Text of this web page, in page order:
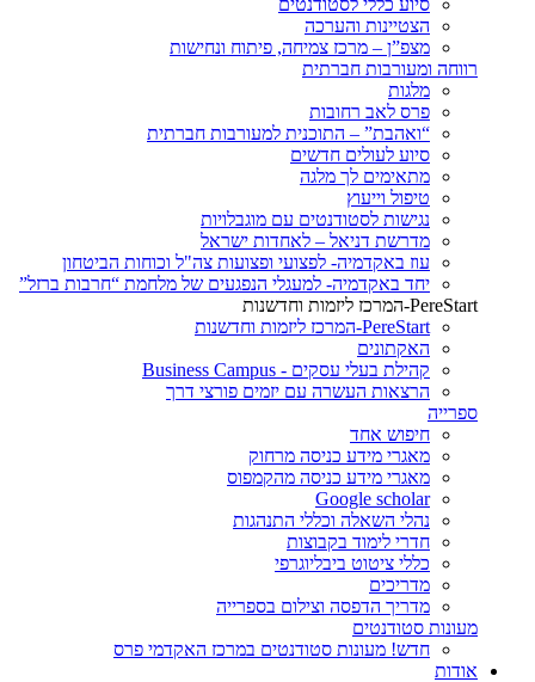
הצטיינות והערכה
מצפ”ן – מרכז צמיחה, פיתוח ונחישות
רווחה ומעורבות חברתית
מלגות
פרס לאב רחובות
“ואהבת” – התוכנית למעורבות חברתית
סיוע לעולים חדשים
מתאימים לך מלגה
טיפול וייעוץ
נגישות לסטודנטים עם מוגבלויות
מדרשת דניאל – לאחדות ישראל
עוז באקדמיה- לפצועי ופצועות צה"ל וכוחות הביטחון
יחד באקדמיה- למעגלי הנפגעים של מלחמת “חרבות ברזל”
PereStart-המרכז ליזמות וחדשנות
PereStart-המרכז ליזמות וחדשנות
האקתונים
קהילת בעלי עסקים - Business Campus
הרצאות העשרה עם יזמים פורצי דרך
ספרייה
חיפוש אחד
מאגרי מידע כניסה מרחוק
מאגרי מידע כניסה מהקמפוס
Google scholar
נהלי השאלה וכללי התנהגות
חדרי לימוד בקבוצות
כללי ציטוט ביבליוגרפי
מדריכים
מדריך הדפסה וצילום בספרייה
מעונות סטודנטים
חדש! מעונות סטודנטים במרכז האקדמי פרס
אודות